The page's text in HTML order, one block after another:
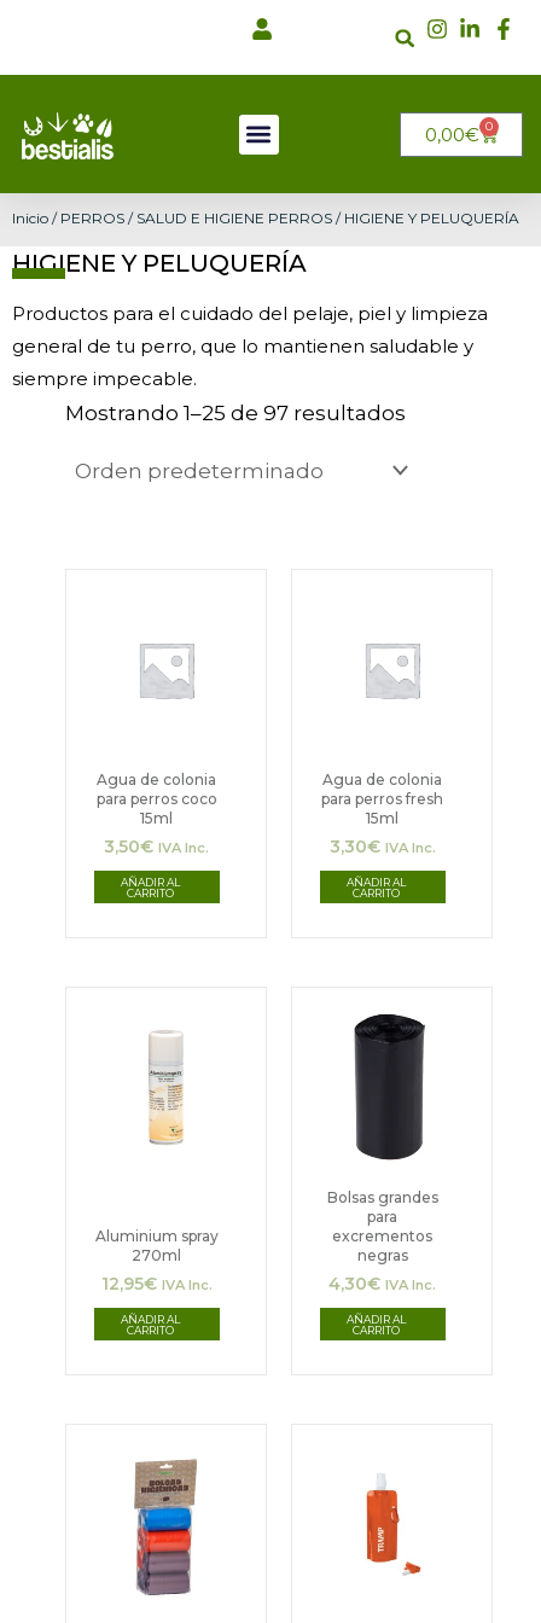
0,00€ 0
Inicio / PERROS / SALUD E HIGIENE PERROS / HIGIENE Y PELUQUERÍA
HIGIENE Y PELUQUERÍA
Productos para el cuidado del pelaje, piel y limpieza
general de tu perro, que lo mantienen saludable y
siempre impecable.
Mostrando 1–25 de 97 resultados
Agua de colonia
para perros coco
15ml
3,50€ IVA Inc.
AÑADIR AL
CARRITO
Agua de colonia
para perros fresh
15ml
3,30€ IVA Inc.
AÑADIR AL
CARRITO
Aluminium spray
270ml
12,95€ IVA Inc.
AÑADIR AL
CARRITO
Bolsas grandes
para
excrementos
negras
4,30€ IVA Inc.
AÑADIR AL
CARRITO
producto
tiene
múltiples
variantes.
producto
tiene
múltiples